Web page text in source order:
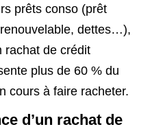
prêts conso (prêt
dettes…),
rachat de crédit
plus de 60 % du
cours à faire racheter.
d’un rachat de